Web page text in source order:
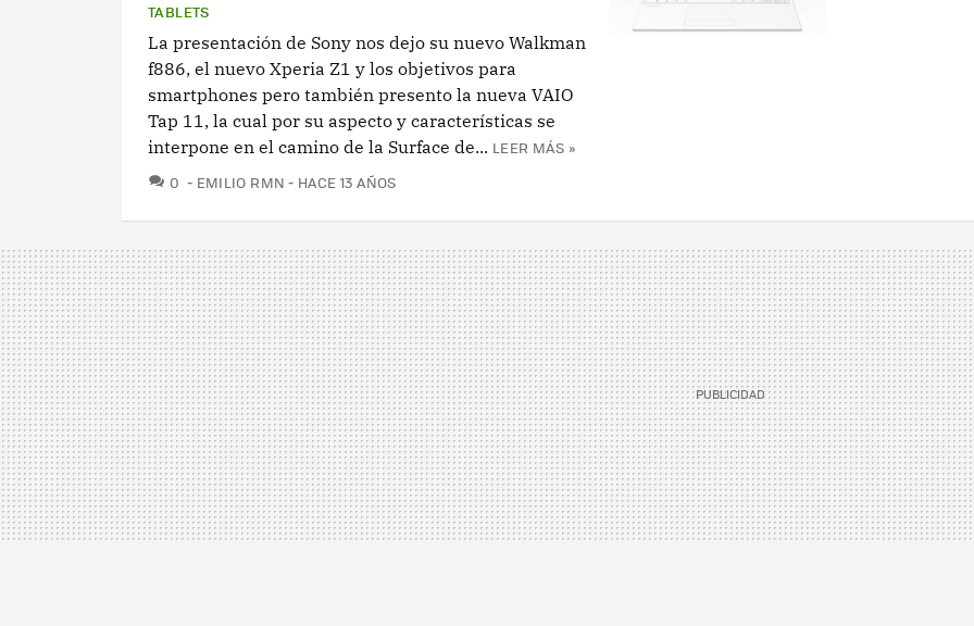
TABLETS
La presentación de Sony nos dejo su nuevo Walkman
f886, el nuevo Xperia Z1 y los objetivos para
smartphones pero también presento la nueva VAIO
Tap 11, la cual por su aspecto y características se
interpone en el camino de la Surface de... LEER MÁS »
0 COMENTARIOS
EMILIO RMN HACE 13 AÑOS